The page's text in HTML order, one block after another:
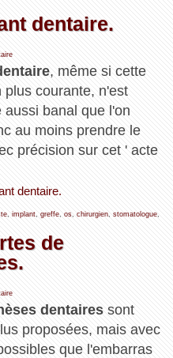
dentaire.
, même si cette
plus courante, n'est
banal que l'on
au moins prendre le
précision sur cet ' acte
dentaire.
, implant, greffe, os, chirurgien, stomatologue,
de
dentaires sont
proposées, mais avec
que l'embarras